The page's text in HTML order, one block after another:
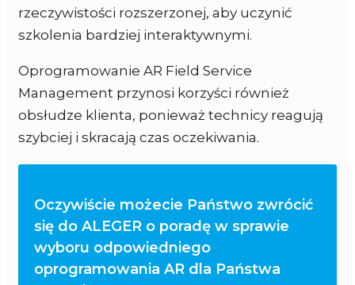
rzeczywistości rozszerzonej, aby uczynić
szkolenia bardziej interaktywnymi.
Oprogramowanie AR Field Service
Management przynosi korzyści również
obsłudze klienta, ponieważ technicy reagują
szybciej i skracają czas oczekiwania.
Oczywiście możecie Państwo zwrócić
się do ALEGER o poradę w sprawie
wyboru odpowiedniego
oprogramowania AR dla Państwa